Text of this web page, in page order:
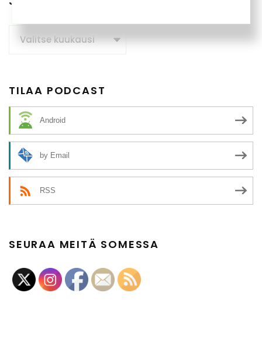
TILAA PODCAST
Android
by Email
RSS
SEURAA MEITÄ SOMESSA